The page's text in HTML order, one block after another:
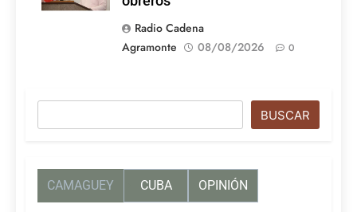
Radio Cadena
Agramonte
08/08/2026 0
BUSCAR
CAMAGUEY CUBA OPINIÓN